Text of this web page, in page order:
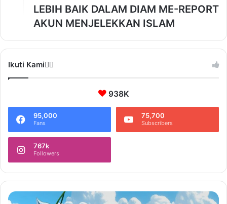
LEBIH BAIK DALAM DIAM ME-REPORT
AKUN MENJELEKKAN ISLAM
Ikuti Kami❤️‍🔥
938K
95,000
Fans
75,700
Subscribers
767k
Followers